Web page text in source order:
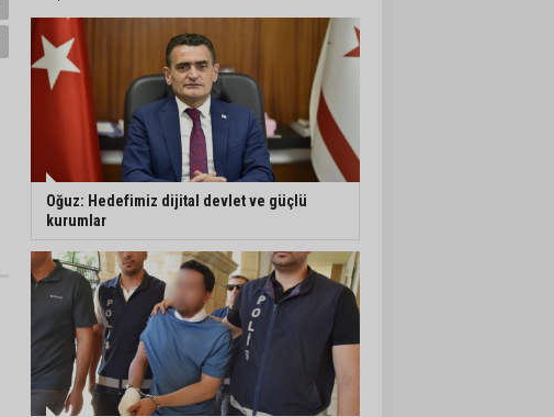
Oğuz: Hedefimiz dijital devlet ve güçlü
kurumlar